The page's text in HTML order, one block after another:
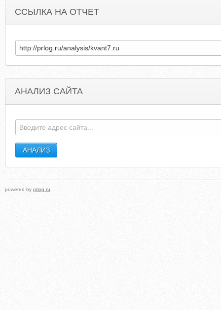
ССЫЛКА НА ОТЧЕТ
АНАЛИЗ САЙТА
powered by prlog.ru